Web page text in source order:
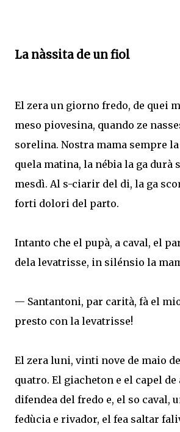
La nàssita de un fiol
El zera un giorno fredo, de quei
meso piovesina, quando ze
sorelina. Nostra mama sempre
quela matina, la nébia la ga durà
mesdì. Al s-ciarir del di, la ga
forti dolori del parto.
Intanto che el pupà, a caval, el
dela levatrisse, in silénsio la
— Santantoni, par carità, fà el
presto con la levatrisse!
El zera luni, vinti nove de maio
quatro. El giacheton e el capel de
difendea del fredo e, el so caval,
fedùcia e rivador, el fea saltar